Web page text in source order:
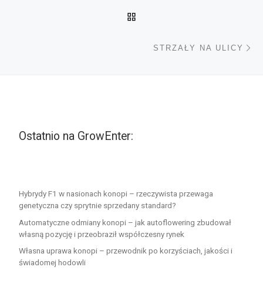
STRZAŁY NA ULICY
Ostatnio na GrowEnter:
Hybrydy F1 w nasionach konopi – rzeczywista przewaga
genetyczna czy sprytnie sprzedany standard?
Automatyczne odmiany konopi – jak autoflowering zbudował
własną pozycję i przeobraził współczesny rynek
Własna uprawa konopi – przewodnik po korzyściach, jakości i
świadomej hodowli